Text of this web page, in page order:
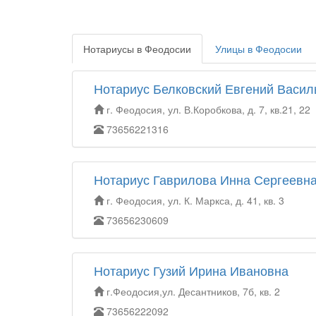
Нотариусы в Феодосии Улицы в Феодосии
Нотариус Белковский Евгений
г. Феодосия, ул. В.Коробкова, д. 7, кв.21, 22
73656221316
Нотариус Гаврилова Инна
г. Феодосия, ул. К. Маркса, д. 41, кв. 3
73656230609
Нотариус Гузий Ирина Ивановна
г.Феодосия,ул. Десантников, 7б, кв. 2
73656222092